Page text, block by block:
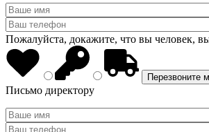
Пожалуйста, докажите, что вы человек,
Письмо директору